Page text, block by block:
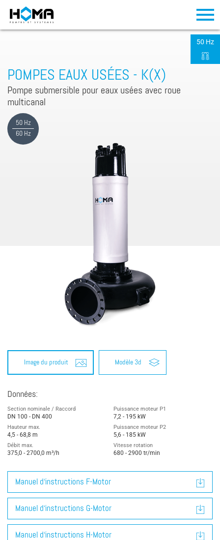
POMPES EAUX USÉES - K(X)
Pompe submersible pour eaux usées avec roue
multicanal
50 Hz
60 Hz
Image du produit Modèle 3d
Données:
Section nominale / Raccord
DN 100 - DN 400
Hauteur max.
4,5 - 68,8 m
Débit max.
375,0 - 2700,0 m³/h
Puissance moteur P1
7,2 - 195 kW
Puissance moteur P2
5,6 - 185 kW
Vitesse rotation
680 - 2900 tr/min
Manuel d‘instructions F-Motor
Manuel d‘instructions G-Motor
Manuel d‘instructions H-Motor
50 Hz